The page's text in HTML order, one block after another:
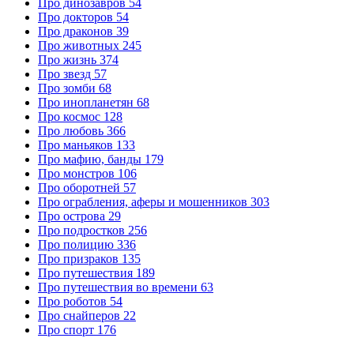
Про докторов 54
Про драконов 39
Про животных 245
Про жизнь 374
Про звезд 57
Про зомби 68
Про инопланетян 68
Про космос 128
Про любовь 366
Про маньяков 133
Про мафию, банды 179
Про монстров 106
Про оборотней 57
Про ограбления, аферы и мошенников 303
Про острова 29
Про подростков 256
Про полицию 336
Про призраков 135
Про путешествия 189
Про путешествия во времени 63
Про роботов 54
Про снайперов 22
Про спорт 176